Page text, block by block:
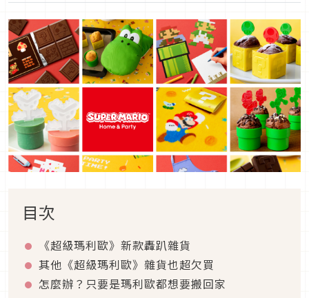
目次
《超級瑪利歐》新款轟趴雜貨
其他《超級瑪利歐》雜貨也超欠買
怎麼辦？只要是瑪利歐都想要搬回家